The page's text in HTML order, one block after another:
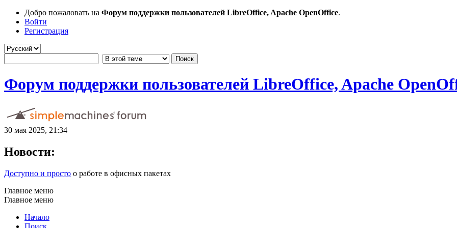
Добро пожаловать на Форум поддержки пользователей LibreOffice, Apache OpenOffice.
Войти
Регистрация
Форум поддержки пользователей LibreOffice, Apache
30 мая 2025, 21:34
Новости:
Доступно и просто о работе в офисных пакетах
Главное меню
Главное меню
Начало
Поиск